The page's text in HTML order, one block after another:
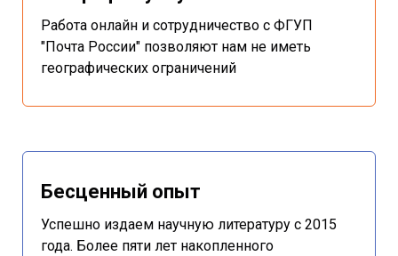
Работа онлайн и сотрудничество с ФГУП
"Почта России" позволяют нам не иметь
географических ограничений
Бесценный опыт
Успешно издаем научную литературу с 2015
года. Более пяти лет накопленного